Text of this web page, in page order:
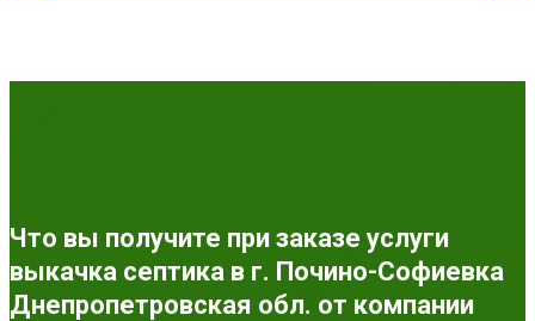
Что вы получите при заказе услуги
выкачка септика в г. Почино-Софиевка
Днепропетровская обл. от компании